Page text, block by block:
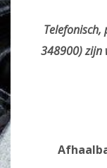
348900) zijn